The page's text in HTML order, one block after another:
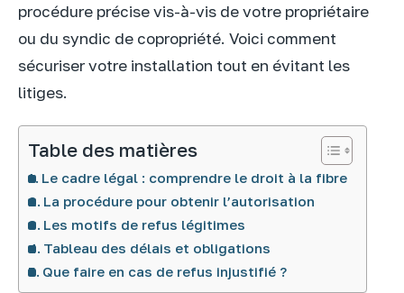
procédure précise vis-à-vis de votre propriétaire
ou du syndic de copropriété. Voici comment
sécuriser votre installation tout en évitant les
litiges.
Table des matières
Le cadre légal : comprendre le droit à la fibre
La procédure pour obtenir l’autorisation
Les motifs de refus légitimes
Tableau des délais et obligations
Que faire en cas de refus injustifié ?